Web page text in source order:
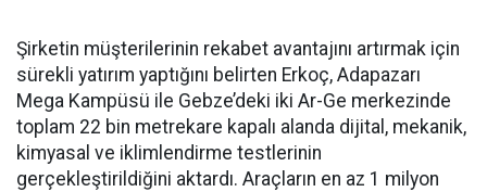
Şirketin müşterilerinin reka­bet avantajını artırmak için
sü­rekli yatırım yaptığını belirten Erkoç, Adapazarı
Mega Kampü­sü ile Gebze’deki iki Ar-Ge mer­kezinde
toplam 22 bin metreka­re kapalı alanda dijital, mekanik,
kimyasal ve iklimlendirme test­lerinin
gerçekleştirildiğini ak­tardı. Araçların en az 1 milyon